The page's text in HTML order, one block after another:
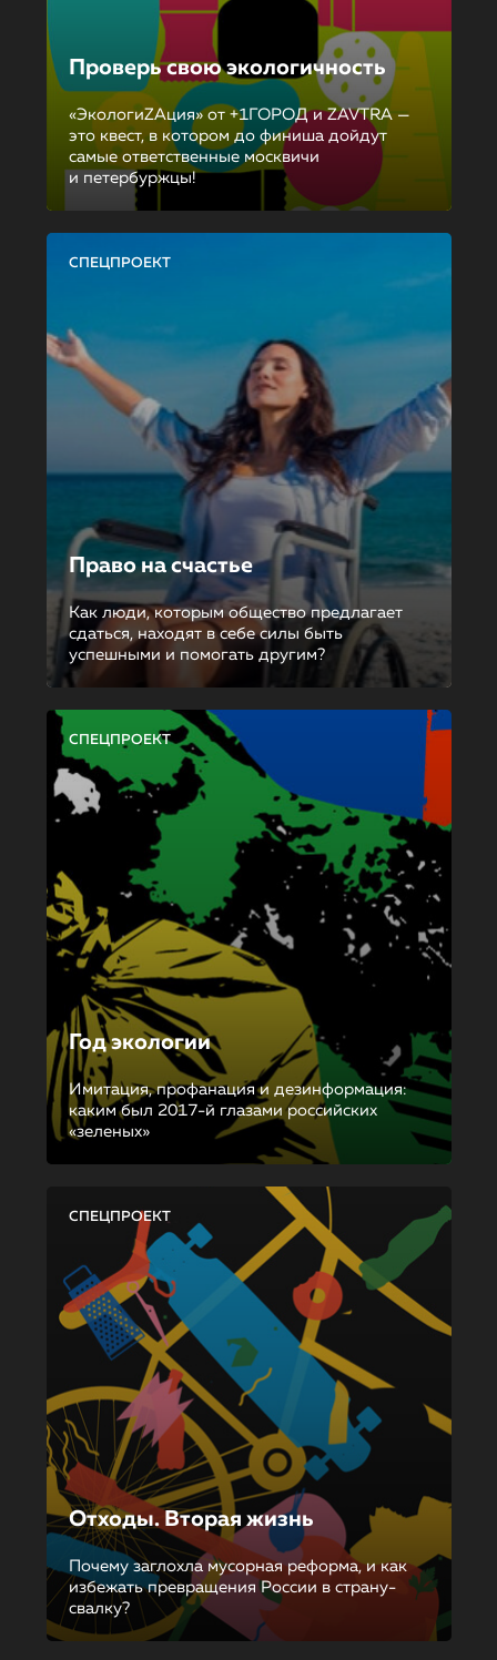
Проверь свою экологичность
«ЭкологиZAция» от +1ГОРОД и ZAVTRA —
это квест, в котором до финиша дойдут
самые ответственные москвичи
и петербуржцы!
СПЕЦПРОЕКТ
Право на счастье
Как люди, которым общество предлагает
сдаться, находят в себе силы быть
успешными и помогать другим?
СПЕЦПРОЕКТ
Год экологии
Имитация, профанация и дезинформация:
каким был 2017-й глазами российских
«зеленых»
СПЕЦПРОЕКТ
Отходы. Вторая жизнь
Почему заглохла мусорная реформа, и как
избежать превращения России в страну-
свалку?